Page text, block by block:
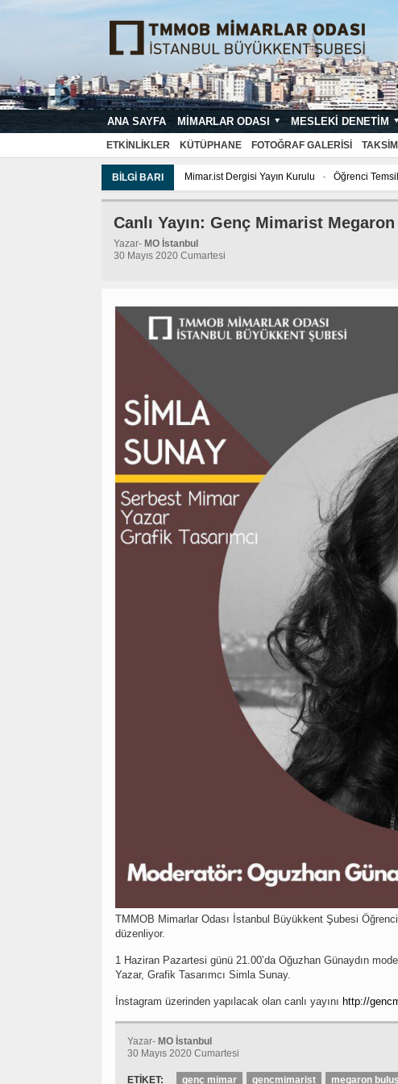
ANA SAYFA MIMARLAR ODASI MESLEKI DENETIM
ETKINLIKLER KÜTÜPHANE FOTOĞRAF GALERISI
BILGI BARI Mimar.ist Dergisi Yayın Kurulu Öğrenci
Canlı Yayın: Genç Mimarist
Yazar- MO İstanbul
30 Mayıs 2020 Cumartesi
TMMOB Mimarlar Odası İstanbul Büyükkent Şubesi Öğrenci
düzenliyor.
1 Haziran Pazartesi günü 21.00’da Oğuzhan Günaydın
Yazar, Grafik Tasarımcı Simla Sunay.
İnstagram üzerinden yapılacak olan canlı yayını http://
Yazar- MO İstanbul
30 Mayıs 2020 Cumartesi
ETİKET: genç mimar gencmimarist megaron